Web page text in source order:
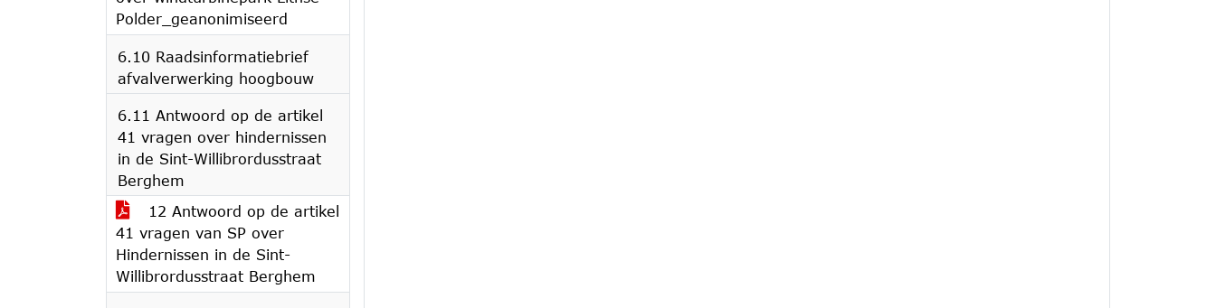
Polder_geanonimiseerd
6.10 Raadsinformatiebrief
afvalverwerking hoogbouw
6.11 Antwoord op de artikel
41 vragen over hindernissen
in de Sint-Willibrordusstraat
Berghem
12 Antwoord op de artikel
41 vragen van SP over
Hindernissen in de Sint-
Willibrordusstraat Berghem